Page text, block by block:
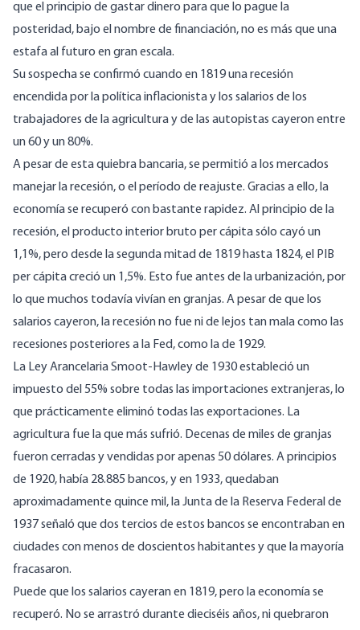
que el principio de gastar dinero para que lo pague la
posteridad, bajo el nombre de financiación, no es más que una
estafa al futuro en gran escala.
Su sospecha se confirmó cuando en 1819 una recesión
encendida por la política inflacionista y los salarios de los
trabajadores de la agricultura y de las autopistas cayeron entre
un 60 y un 80%.
A pesar de esta quiebra bancaria, se permitió a los mercados
manejar la recesión, o el período de reajuste. Gracias a ello, la
economía se recuperó con bastante rapidez. Al principio de la
recesión, el producto interior bruto per cápita sólo cayó un
1,1%, pero desde la segunda mitad de 1819 hasta 1824, el PIB
per cápita creció un 1,5%. Esto fue antes de la urbanización, por
lo que muchos todavía vivían en granjas. A pesar de que los
salarios cayeron, la recesión no fue ni de lejos tan mala como las
recesiones posteriores a la Fed, como la de 1929.
La Ley Arancelaria Smoot-Hawley de 1930 estableció un
impuesto del 55% sobre todas las importaciones extranjeras, lo
que prácticamente eliminó todas las exportaciones. La
agricultura fue la que más sufrió. Decenas de miles de granjas
fueron cerradas y vendidas por apenas 50 dólares. A principios
de 1920, había 28.885 bancos, y en 1933, quedaban
aproximadamente quince mil, la Junta de la Reserva Federal de
1937 señaló que dos tercios de estos bancos se encontraban en
ciudades con menos de doscientos habitantes y que la mayoría
fracasaron.
Puede que los salarios cayeran en 1819, pero la economía se
recuperó. No se arrastró durante dieciséis años, ni quebraron